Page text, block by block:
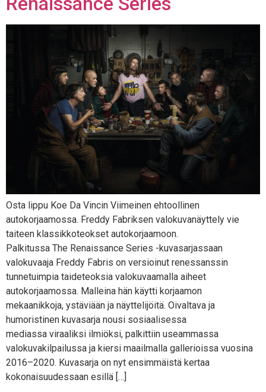
Osta lippu Koe Da Vincin Viimeinen ehtoollinen
autokorjaamossa. Freddy Fabriksen valokuvanäyttely vie
taiteen klassikkoteokset autokorjaamoon.
Palkitussa The Renaissance Series -kuvasarjassaan
valokuvaaja Freddy Fabris on versioinut renessanssin
tunnetuimpia taideteoksia valokuvaamalla aiheet
autokorjaamossa. Malleina hän käytti korjaamon
mekaanikkoja, ystäviään ja näyttelijöitä. Oivaltava ja
humoristinen kuvasarja nousi sosiaalisessa
mediassa viraaliksi ilmiöksi, palkittiin useammassa
valokuvakilpailussa ja kiersi maailmalla gallerioissa vuosina
2016–2020. Kuvasarja on nyt ensimmäistä kertaa
kokonaisuudessaan esillä […]